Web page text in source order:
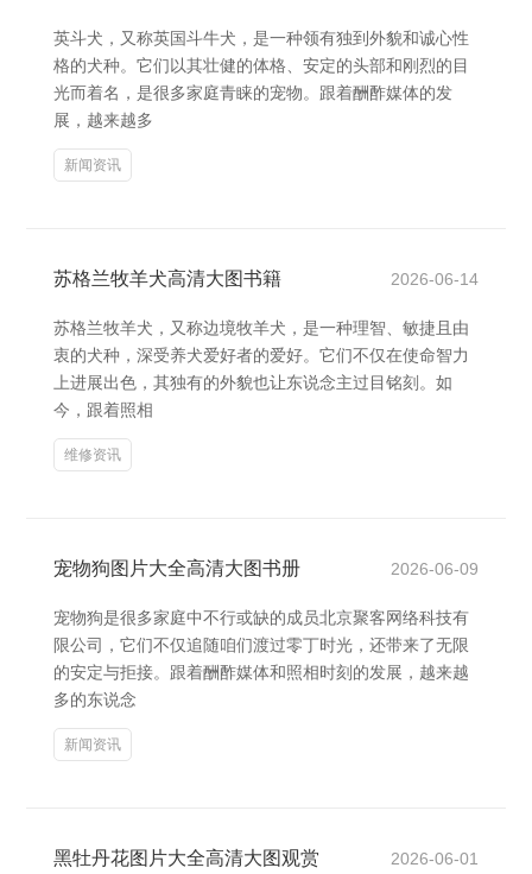
英斗犬，又称英国斗牛犬，是一种领有独到外貌和诚心性
格的犬种。它们以其壮健的体格、安定的头部和刚烈的目
光而着名，是很多家庭青睐的宠物。跟着酬酢媒体的发
展，越来越多
新闻资讯
苏格兰牧羊犬高清大图书籍 2026-06-14
苏格兰牧羊犬，又称边境牧羊犬，是一种理智、敏捷且由
衷的犬种，深受养犬爱好者的爱好。它们不仅在使命智力
上进展出色，其独有的外貌也让东说念主过目铭刻。如
今，跟着照相
维修资讯
宠物狗图片大全高清大图书册 2026-06-09
宠物狗是很多家庭中不行或缺的成员北京聚客网络科技有
限公司，它们不仅追随咱们渡过零丁时光，还带来了无限
的安定与拒接。跟着酬酢媒体和照相时刻的发展，越来越
多的东说念
新闻资讯
黑牡丹花图片大全高清大图观赏 2026-06-01